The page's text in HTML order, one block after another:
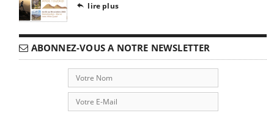
 lire plus
ABONNEZ-VOUS A NOTRE NEWSLETTER